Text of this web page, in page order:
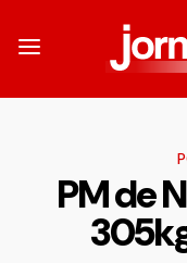
PM de